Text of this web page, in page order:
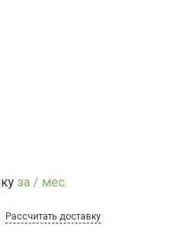
за / мес.
Рассчитать доставку